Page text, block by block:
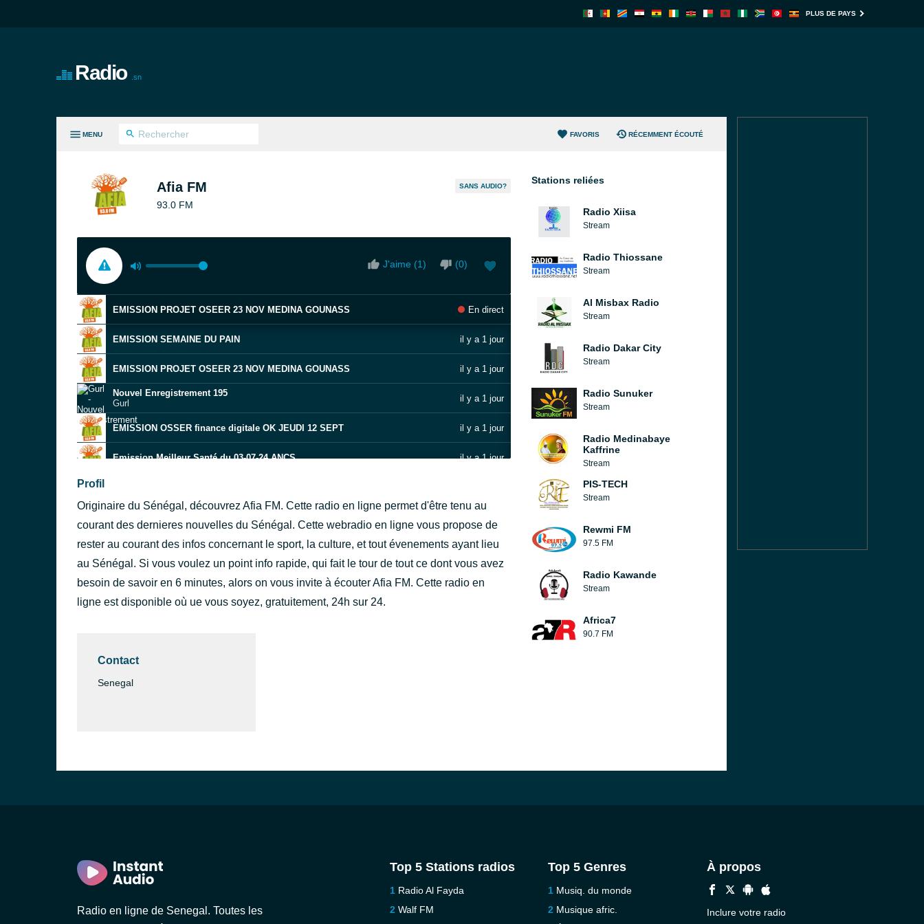
PLUS DE PAYS
Radio .sn
MENU FAVORIS RÉCEMMENT ÉCOUTÉ
Afia FM
93.0 FM
SANS AUDIO?
J'aime (1) (0)
EMISSION PROJET OSEER 23 NOV MEDINA GOUNASS En direct
EMISSION SEMAINE DU PAIN il y a 1 jour
EMISSION PROJET OSEER 23 NOV MEDINA GOUNASS il y a 1 jour
Nouvel Enregistrement 195
Gurl
il y a 1 jour
EMISSION OSSER finance digitale OK JEUDI 12 SEPT il y a 1 jour
Emission Meilleur Santé du 03-07-24 ANCS il y a 1 jour
EMISSION ACTU JEUNES DU 08 JUIN 2024 il y a 2 jours
Profil
Originaire du Sénégal, découvrez Afia FM. Cette radio en ligne permet d'être tenu au
courant des dernieres nouvelles du Sénégal. Cette webradio en ligne vous propose de
rester au courant des infos concernant le sport, la culture, et tout évenements ayant lieu
au Sénégal. Si vous voulez un point info rapide, qui fait le tour de tout ce dont vous avez
besoin de savoir en 6 minutes, alors on vous invite à écouter Afia FM. Cette radio en
ligne est disponible où ue vous soyez, gratuitement, 24h sur 24.
Contact
Senegal
Stations reliées
Radio Xiisa
Stream
Radio Thiossane
Stream
Al Misbax Radio
Stream
Radio Dakar City
Stream
Radio Sunuker
Stream
Radio Medinabaye
Kaffrine
Stream
PIS-TECH
Stream
Rewmi FM
97.5 FM
Radio Kawande
Stream
Africa7
90.7 FM
Radio en ligne de Senegal. Toutes les
Top 5 Stations radios
Radio Al Fayda
Walf FM
Top 5 Genres
Musiq. du monde
Musique afric.
À propos
Inclure votre radio